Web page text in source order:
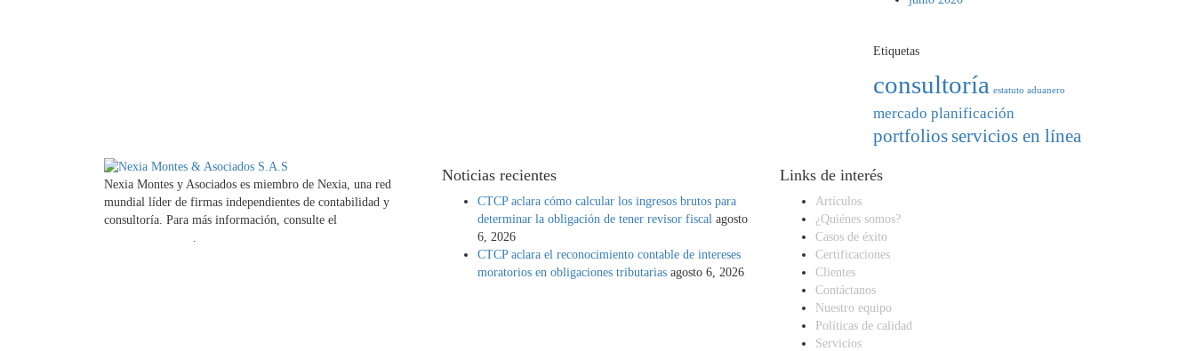
Etiquetas
consultoría estatuto aduanero
mercado planificación
portfoliosservicios en línea
Nexia Montes y Asociados es miembro de Nexia, una red
mundial líder de firmas independientes de contabilidad y
consultoría. Para más información, consulte el
.
Noticias recientes
CTCP aclara cómo calcular los ingresos brutos para
determinar la obligación de tener revisor fiscal agosto
6, 2026
CTCP aclara el reconocimiento contable de intereses
moratorios en obligaciones tributarias agosto 6, 2026
Links de interés
Artículos
¿Quiénes somos?
Casos de éxito
Certificaciones
Clientes
Contáctanos
Nuestro equipo
Políticas de calidad
Servicios